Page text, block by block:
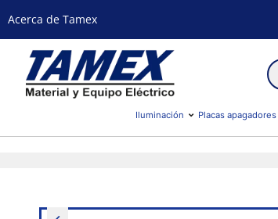
Acerca de Tamex
de
Iluminación Placas